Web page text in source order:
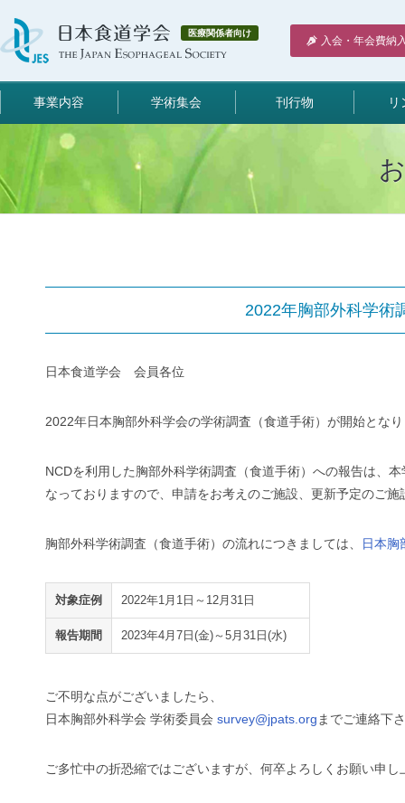
医療関係者向け
入会・年会費納
事業内容 学術集会 刊行物 リ
2022年胸部外科学術
日本食道学会 会員各位
2022年日本胸部外科学会の学術調査（食道手術）が開始とな
NCDを利用した胸部外科学術調査（食道手術）への報告は、
なっておりますので、申請をお考えのご施設、更新予定のご
胸部外科学術調査（食道手術）の流れにつきましては、 日本胸
対象症例 2022年1月1日～12月31日
報告期間 2023年4月7日(金)～5月31日(水)
ご不明な点がございましたら、
日本胸部外科学会 学術委員会 survey@jpats.org までご連絡下
ご多忙中の折恐縮ではございますが、何卒よろしくお願い申し